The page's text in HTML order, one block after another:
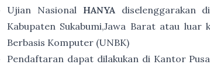
Ujian Nasional HANYA diselenggarakan
Kabupaten Sukabumi,Jawa Barat atau luar
Berbasis Komputer (UNBK)
Pendaftaran dapat dilakukan di Kantor